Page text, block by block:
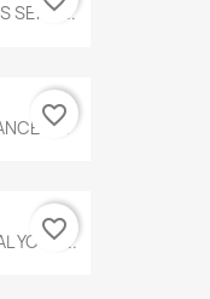
SERIE...
A...
favorite_border
YOGA...
favorite_border